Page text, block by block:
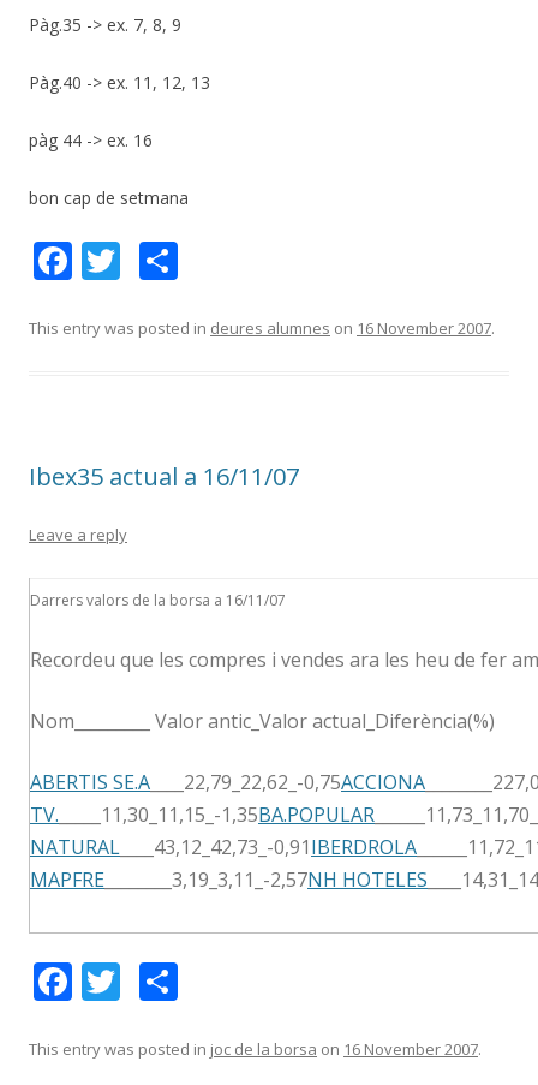
Pàg.35 -> ex. 7, 8, 9
Pàg.40 -> ex. 11, 12, 13
pàg 44 -> ex. 16
bon cap de setmana
F
e
k
T
itt ar
This entry was posted in deures alumnes on 16 November 2007.
Ibex35 actual a 16/11/07
Leave a reply
Darrers valors de la borsa a 16/11/07
Recordeu que les compres i vendes ara les heu de fer
Nom_________ Valor antic_Valor actual_Diferència(%)
ABERTIS SE.A _22,79_22,62_-0,75ACCIONA
TV.
__11,30_11,15_-1,35BA.POPULAR
NATURAL
_43,12_42,73_-0,91IBERDROLA
MAPFRE
_3,19_3,11_-2,57NH HOTELES
F
e
T
itt ar
This entry was posted in joc de la borsa on 16 November 2007.